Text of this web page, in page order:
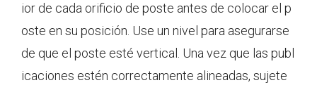
ior de cada orificio de poste antes de colocar el p
oste en su posición. Use un nivel para asegurarse
de que el poste esté vertical. Una vez que las publ
icaciones estén correctamente alineadas, sujete